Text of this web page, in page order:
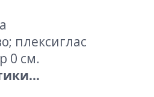
плексиглас
0 см.